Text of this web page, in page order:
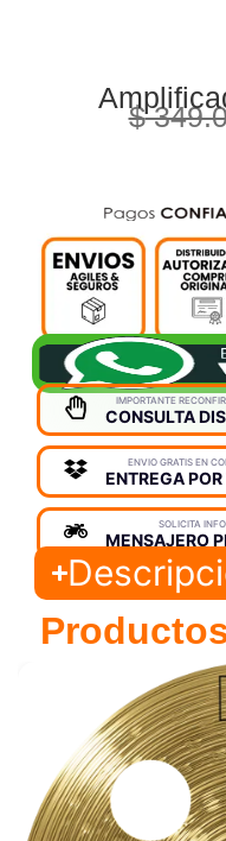
$
IMPORTANTE
CONSULTA
ENVIO GRATIS EN
ENTREGA
SOLICITA
MENSAJERO